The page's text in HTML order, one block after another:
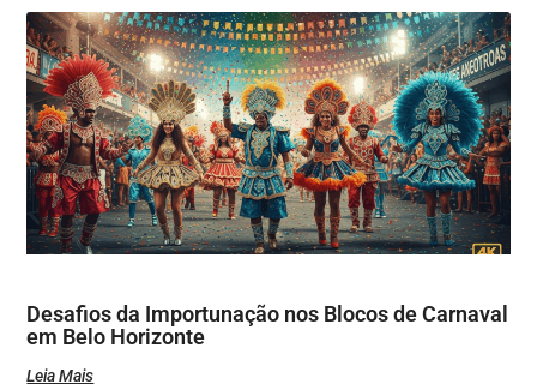
Desafios da Importunação nos Blocos de Carnaval
em Belo Horizonte
Leia Mais